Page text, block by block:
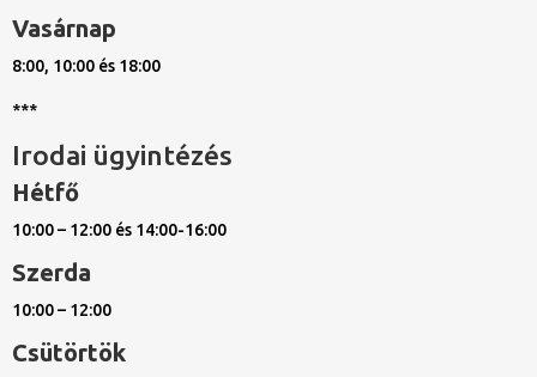
Vasárnap
8:00, 10:00 és 18:00
***
Irodai ügyintézés
Hétfő
10:00 – 12:00 és 14:00-16:00
Szerda
10:00 – 12:00
Csütörtök